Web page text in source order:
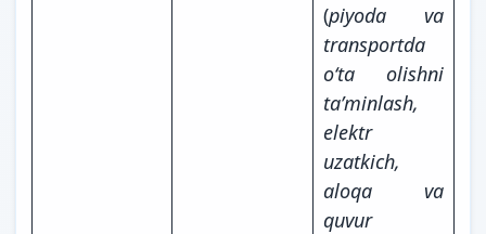
(piyoda va
transportda
oʻta olishni
taʼminlash,
elektr
uzatkich,
aloqa va
quvur